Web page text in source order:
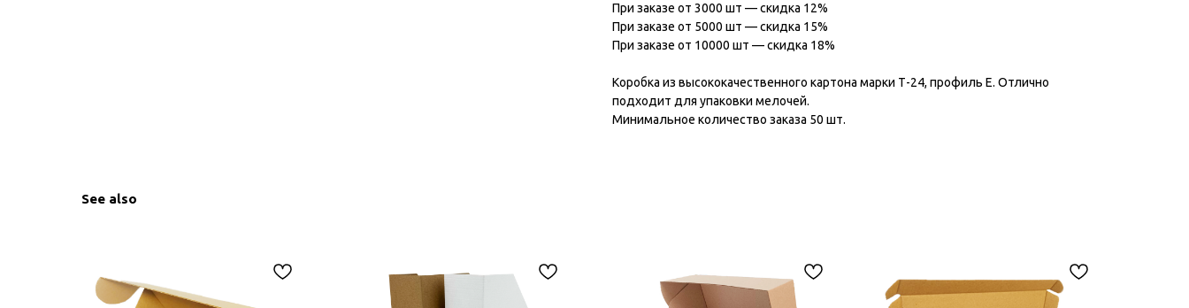
При заказе от 3000 шт — скидка 12%
При заказе от 5000 шт — скидка 15%
При заказе от 10000 шт — скидка 18%
Коробка из высококачественного картона марки Т-24, профиль Е. Отлично
подходит для упаковки мелочей.
Минимальное количество заказа 50 шт.
See also